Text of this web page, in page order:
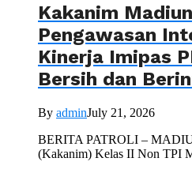
Kakanim
Pengawasan
Kinerja Imipas
Bersih dan
By adminJuly 21, 2026
BERITA PATROLI –
(Kakanim) Kelas II Non TPI